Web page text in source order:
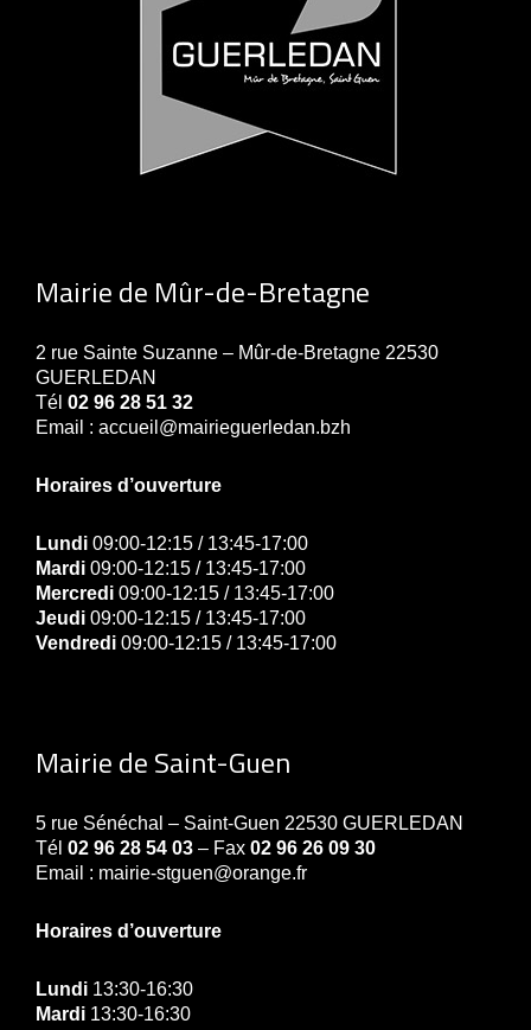
Mairie de Mûr-de-Bretagne
2 rue Sainte Suzanne – Mûr-de-Bretagne 22530
GUERLEDAN
Tél 02 96 28 51 32
Email : accueil@mairieguerledan.bzh
Horaires d’ouverture
Lundi 09:00-12:15 / 13:45-17:00
Mardi 09:00-12:15 / 13:45-17:00
Mercredi 09:00-12:15 / 13:45-17:00
Jeudi 09:00-12:15 / 13:45-17:00
Vendredi 09:00-12:15 / 13:45-17:00
Mairie de Saint-Guen
5 rue Sénéchal – Saint-Guen 22530 GUERLEDAN
Tél 02 96 28 54 03 – Fax 02 96 26 09 30
Email : mairie-stguen@orange.fr
Horaires d’ouverture
Lundi 13:30-16:30
Mardi 13:30-16:30